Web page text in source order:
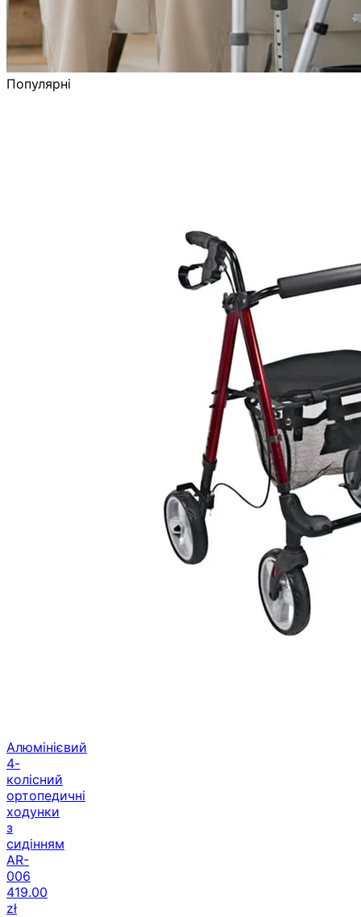
Популярні
Алюмінієвий
4-
колісний
ортопедичні
ходунки
з
сидінням
AR-
006
419.00
zł